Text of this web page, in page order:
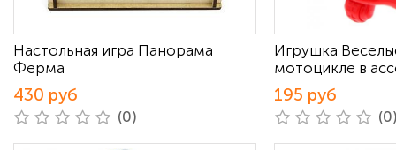
Настольная игра Панорама
Ферма
430 руб
(0)
Игрушка
мотоцикле в
195 руб